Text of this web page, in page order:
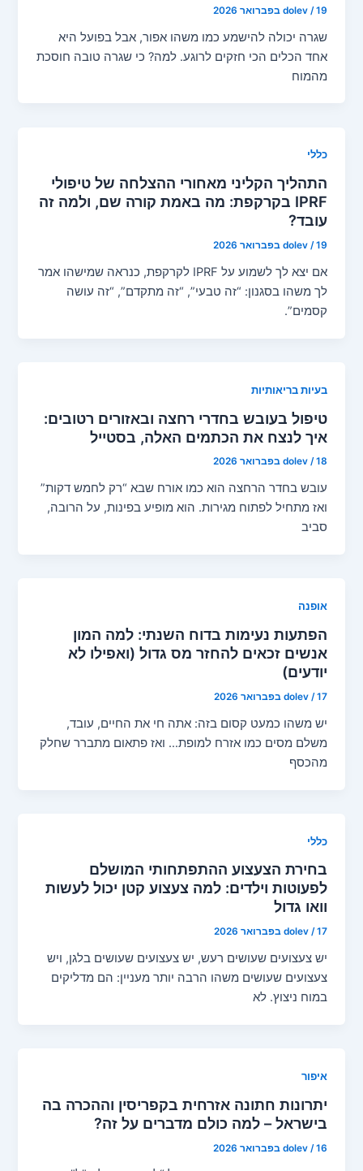
dolev /19 בפברואר 2026
שגרה יכולה להישמע כמו משהו אפור, אבל בפועל היא
אחד הכלים הכי חזקים לרוגע. למה? כי שגרה טובה חוסכת
מהמוח
כללי
התהליך הקליני מאחורי ההצלחה של טיפולי
IPRF בקרקפת: מה באמת קורה שם, ולמה זה
עובד?
dolev /19 בפברואר 2026
אם יצא לך לשמוע על IPRF לקרקפת, כנראה שמישהו אמר
לך משהו בסגנון: “זה טבעי”, “זה מתקדם”, “זה עושה
קסמים”.
בעיות בריאותיות
טיפול בעובש בחדרי רחצה ובאזורים רטובים:
איך לנצח את הכתמים האלה, בסטייל
dolev /18 בפברואר 2026
עובש בחדר הרחצה הוא כמו אורח שבא “רק לחמש דקות”
ואז מתחיל לפתוח מגירות. הוא מופיע בפינות, על הרובה,
סביב
אופנה
הפתעות נעימות בדוח השנתי: למה המון
אנשים זכאים להחזר מס גדול (ואפילו לא
יודעים)
dolev /17 בפברואר 2026
יש משהו כמעט קסום בזה: אתה חי את החיים, עובד,
משלם מסים כמו אזרח למופת… ואז פתאום מתברר שחלק
מהכסף
כללי
בחירת הצעצוע ההתפתחותי המושלם
לפעוטות וילדים: למה צעצוע קטן יכול לעשות
וואו גדול
dolev /17 בפברואר 2026
יש צעצועים שעושים רעש, יש צעצועים שעושים בלגן, ויש
צעצועים שעושים משהו הרבה יותר מעניין: הם מדליקים
במוח ניצוץ. לא
איפור
יתרונות חתונה אזרחית בקפריסין וההכרה בה
בישראל – למה כולם מדברים על זה?
dolev /16 בפברואר 2026